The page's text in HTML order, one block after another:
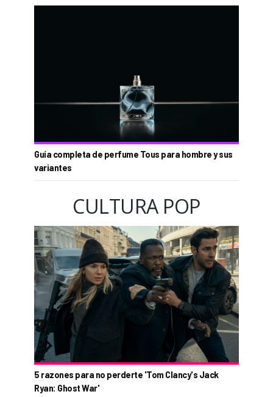
Guía completa de perfume Tous para hombre y sus
variantes
CULTURA POP
5 razones para no perderte 'Tom Clancy's Jack
Ryan: Ghost War'